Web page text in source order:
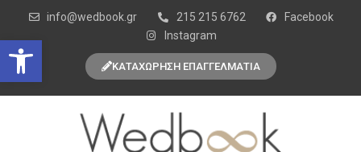
Open toolbar
info@wedbook.gr 215 215 6762
Facebook
Instagram
ΚΑΤΑΧΩΡΗΣΗ ΕΠΑΓΓΕΛΜΑΤΙΑ